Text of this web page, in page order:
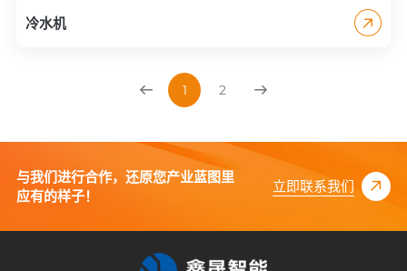
冷水机
1 2
与我们进行合作，还原您产业蓝图里
应有的样子！
立即联系我们